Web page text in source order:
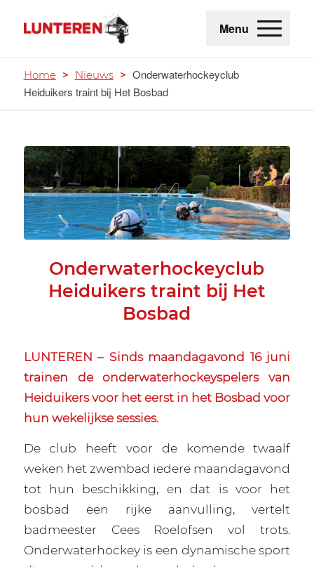
Menu
Home > Nieuws > Onderwaterhockeyclub
Heiduikers traint bij Het Bosbad
Onderwaterhockeyclub
Heiduikers traint bij Het
Bosbad
LUNTEREN – Sinds maandagavond 16 juni
trainen de onderwaterhockeyspelers van
Heiduikers voor het eerst in het Bosbad voor
hun wekelijkse sessies.
De club heeft voor de komende twaalf
weken het zwembad iedere maandagavond
tot hun beschikking, en dat is voor het
bosbad een rijke aanvulling, vertelt
badmeester Cees Roelofsen vol trots.
Onderwaterhockey is een dynamische sport